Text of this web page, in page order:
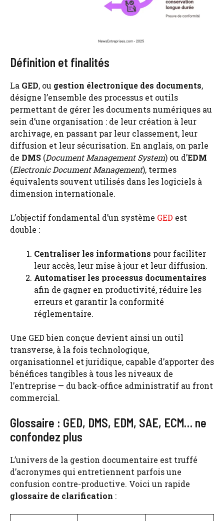
Définition et finalités
La GED, ou gestion électronique des documents,
désigne l’ensemble des processus et outils
permettant de gérer les documents numériques au
sein d’une organisation : de leur création à leur
archivage, en passant par leur classement, leur
diffusion et leur sécurisation. En anglais, on parle
de DMS (Document Management System) ou d’EDM
(Electronic Document Management), termes
équivalents souvent utilisés dans les logiciels à
dimension internationale.
L’objectif fondamental d’un système GED est
double :
Centraliser les informations pour faciliter
leur accès, leur mise à jour et leur diffusion.
Automatiser les processus documentaires
afin de gagner en productivité, réduire les
erreurs et garantir la conformité
réglementaire.
Une GED bien conçue devient ainsi un outil
transverse, à la fois technologique,
organisationnel et juridique, capable d’apporter des
bénéfices tangibles à tous les niveaux de
l’entreprise — du back-office administratif au front
commercial.
Glossaire : GED, DMS, EDM, SAE, ECM… ne
confondez plus
L’univers de la gestion documentaire est truffé
d’acronymes qui entretiennent parfois une
confusion contre-productive. Voici un rapide
glossaire de clarification :